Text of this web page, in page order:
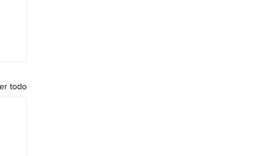
todo